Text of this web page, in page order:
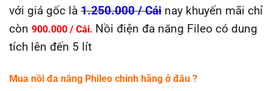
với giá gốc là 1.250.000 / Cái nay khuyến mãi chỉ
còn 900.000 / Cái. Nồi điện đa năng Fileo có dung
tích lên đến 5 lít
Mua nồi đa năng Phileo chính hãng ở đâu ?